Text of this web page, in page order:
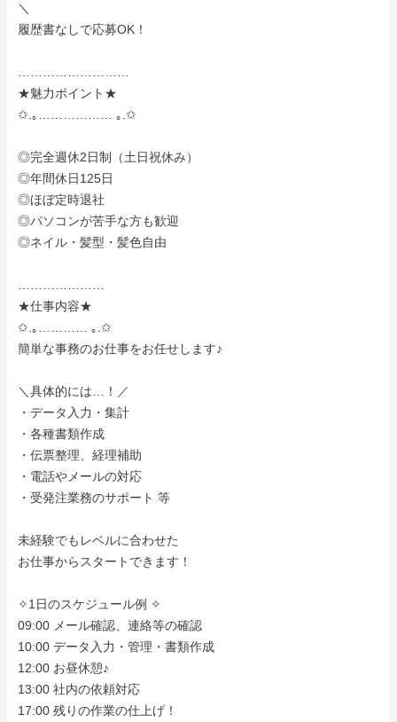
＼
履歴書なしで応募OK！
★魅力ポイント★
✩.｡……………… ｡.✩
◎完全週休2日制（土日祝休み）
◎年間休日125日
◎ほぼ定時退社
◎パソコンが苦手な方も歓迎
◎ネイル・髪型・髪色自由
★仕事内容★
✩.｡………… ｡.✩
簡単な事務のお仕事をお任せします♪
＼具体的には…！／
・データ入力・集計
・各種書類作成
・伝票整理、経理補助
・電話やメールの対応
・受発注業務のサポート 等
未経験でもレベルに合わせた
お仕事からスタートできます！
✧1日のスケジュール例 ✧
09:00 メール確認、連絡等の確認
10:00 データ入力・管理・書類作成
12:00 お昼休憩♪
13:00 社内の依頼対応
17:00 残りの作業の仕上げ！